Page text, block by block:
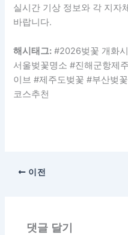
실시간 기상 정보와 각 지자
바랍니다.
해시태그: #2026벚꽃 개화
서울벚꽃명소 #진해군항제
이브 #제주도벚꽃 #부산벚
코스추천
이전
댓글 달기